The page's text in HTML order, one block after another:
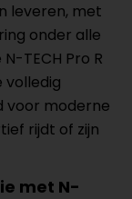
leveren, met
onder alle
TECH Pro R
volledig
voor moderne
rijdt of zijn
met N-